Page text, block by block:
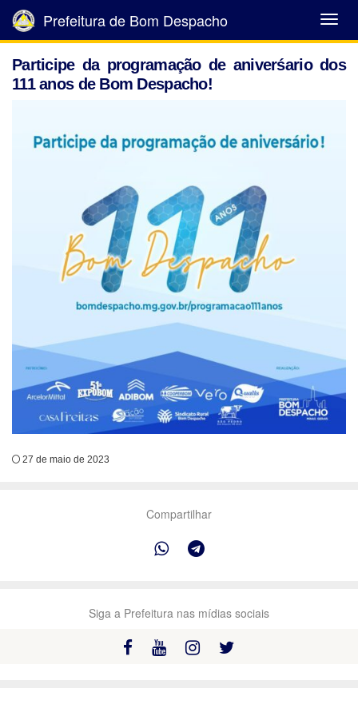
Abrir
Menu
Prefeitura de Bom Despacho
Participe da programação de aniverśario dos
111 anos de Bom Despacho!
27 de maio de 2023
Compartilhar
Siga a Prefeitura nas mídias sociais